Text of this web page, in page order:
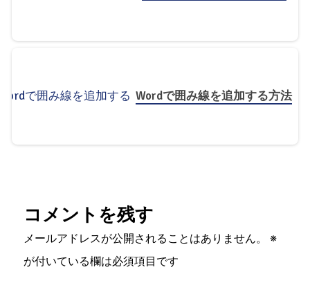
Wordで囲み線を追加する方法
コメントを残す
メールアドレスが公開されることはありません。
※
が付いている欄は必須項目です